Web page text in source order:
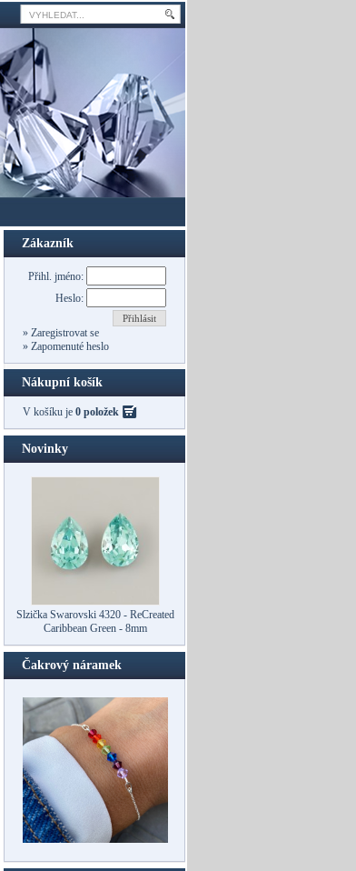
Zákazník
Přihl. jméno:
Heslo:
Přihlásit
»Zaregistrovat se
»Zapomenuté heslo
Nákupní košík
V košíku je 0 položek
Novinky
Slzička Swarovski 4320 - ReCreated
Caribbean Green - 8mm
Čakrový náramek